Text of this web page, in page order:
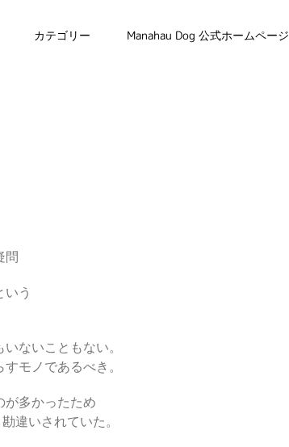
カテゴリー Manahau Dog 公式ホームページ
問
う
ないこともない。
モノであるべき。
が多かったため
違いされていた。